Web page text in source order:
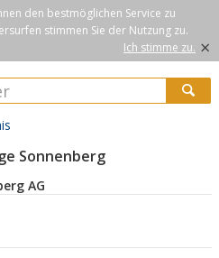
den bestmöglichen Service zu
stimmen Sie der Nutzung zu.
Ich stimme zu. ×
Sonnenberg
AG